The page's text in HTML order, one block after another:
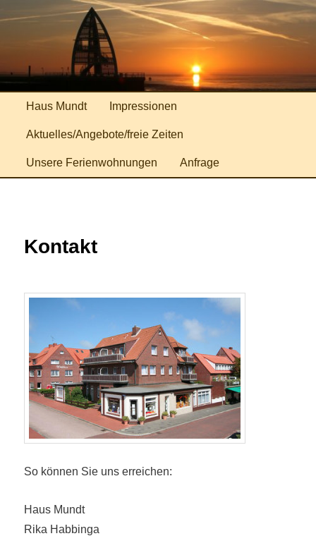
springenHaus Mundt
Ferienwohnungen
Hauptmenü
Haus Mundt Impressionen
Aktuelles/Angebote/freie Zeiten
Unsere Ferienwohnungen Anfrage
Kontakt
So können Sie uns erreichen:
Haus Mundt
Rika Habbinga